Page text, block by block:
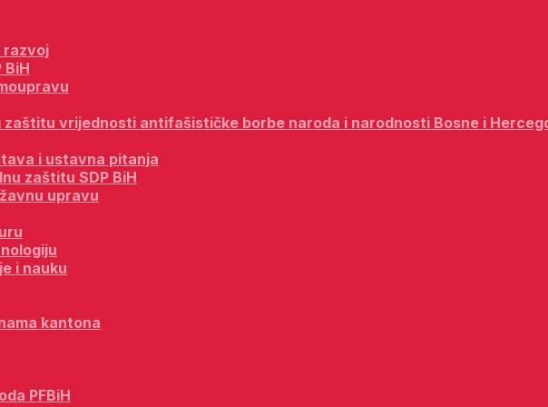
razvoj
BiH
zaštitu vrijednosti antifašističke borbe naroda i narodnosti Bosne i
i ustavna pitanja
zaštitu SDP BiH
upravu
i nauku
kantona
PFBiH